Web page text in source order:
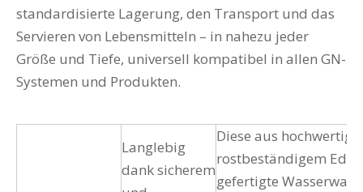
standardisierte Lagerung, den Transport und das
Servieren von Lebensmitteln – in nahezu jeder
Größe und Tiefe, universell kompatibel in allen GN-
Systemen und Produkten.
Langlebig
dank sicherem
Diese aus
rostbeständigem
gefertigte